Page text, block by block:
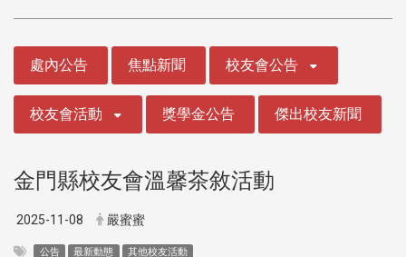
處內公告 焦點新聞 校友會公告
校友會活動 獎學金公告 傑出校友新聞
金門縣校友會溫馨茶敘活動
2025-11-08 嚴蜜蜜
公告 最新動態 其他校友活動